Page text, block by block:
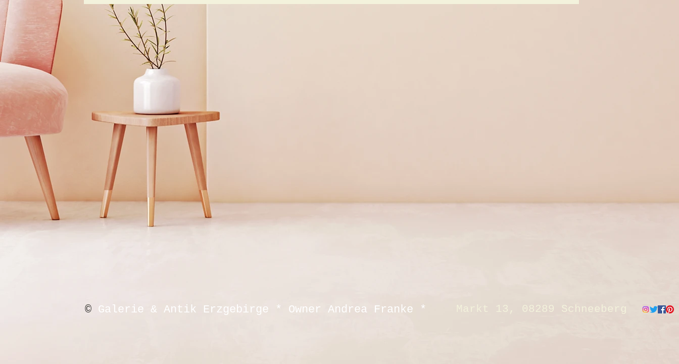
© Galerie & Antik Erzgebirge * Owner Andrea Franke * Markt 13, 08289 Schneeberg